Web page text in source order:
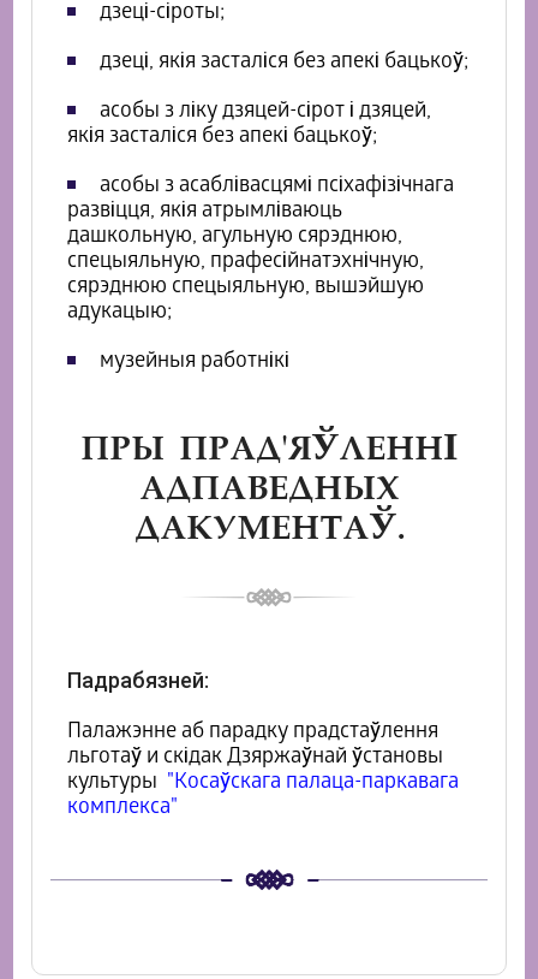
дзеці-сіроты;
дзеці, якія засталіся без апекі бацькоў;
асобы з ліку дзяцей-сірот і дзяцей,
якія засталіся без апекі бацькоў;
асобы з асаблівасцямі псіхафізічнага
развіцця, якія атрымліваюць
дашкольную, агульную сярэднюю,
спецыяльную, прафесійнатэхнічную,
сярэднюю спецыяльную, вышэйшую
адукацыю;
музейныя работнікі
ПРЫ ПРАД'ЯЎЛЕННІ
АДПАВЕДНЫХ
ДАКУМЕНТАЎ.
Падрабязней:
Палажэнне аб парадку прадстаўлення
льготаў и скідак Дзяржаўнай ўстановы
культуры "Косаўскага палаца-паркавага
комплекса"